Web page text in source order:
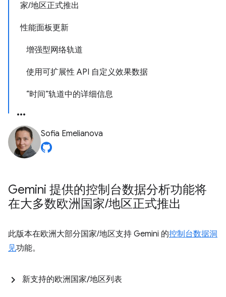
家/地区正式推出
性能面板更新
增强型网络轨道
使用可扩展性 API 自定义效果数据
“时间”轨道中的详细信息
Sofia Emelianova
Gemini 提供的控制台数据分析功能将
在大多数欧洲国家/地区正式推出
此版本在欧洲大部分国家/地区支持 Gemini 的控制台数据洞
见功能。
新支持的欧洲国家/地区列表